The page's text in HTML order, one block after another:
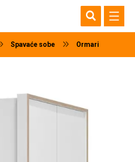
Spavaće sobe Ormari